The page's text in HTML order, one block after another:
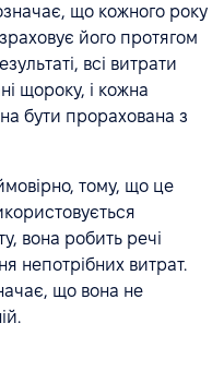
що кожного року
його протягом
всі витрати
щороку, і кожна
бути прорахована з
тому, що це
вона робить речі
непотрібних витрат.
що вона не